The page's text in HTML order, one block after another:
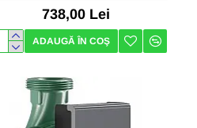
738,00 Lei
ADAUGĂ ÎN COŞ